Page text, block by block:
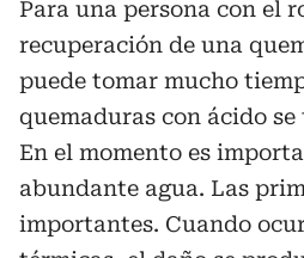
Para una persona con el
recuperación de una
puede tomar mucho
quemaduras con ácido
En el momento es
abundante agua. Las
importantes. Cuando